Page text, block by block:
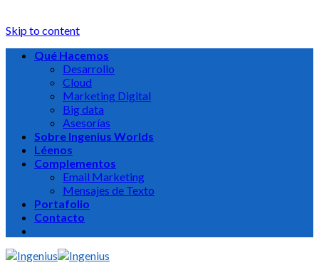
Skip to content
Qué Hacemos
Desarrollo
Cloud
Marketing Digital
Big data
Asesorías
Sobre Ingenius Worlds
Léenos
Complementos
Email Marketing
Mensajes de Texto
Portafolio
Contacto